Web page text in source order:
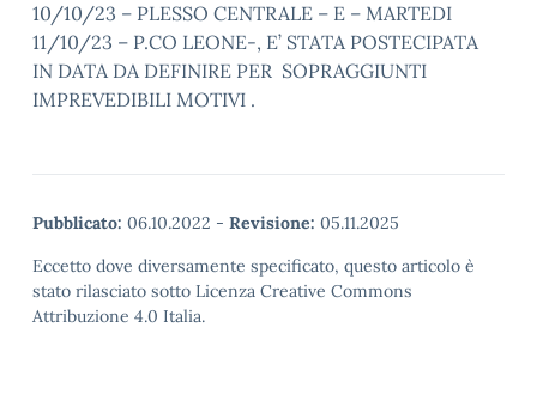
10/10/23 – PLESSO CENTRALE – E – MARTEDI
11/10/23 – P.CO LEONE-, E’ STATA POSTECIPATA
IN DATA DA DEFINIRE PER SOPRAGGIUNTI
IMPREVEDIBILI MOTIVI .
Pubblicato: 06.10.2022 - Revisione: 05.11.2025
Eccetto dove diversamente specificato, questo articolo è
stato rilasciato sotto Licenza Creative Commons
Attribuzione 4.0 Italia.